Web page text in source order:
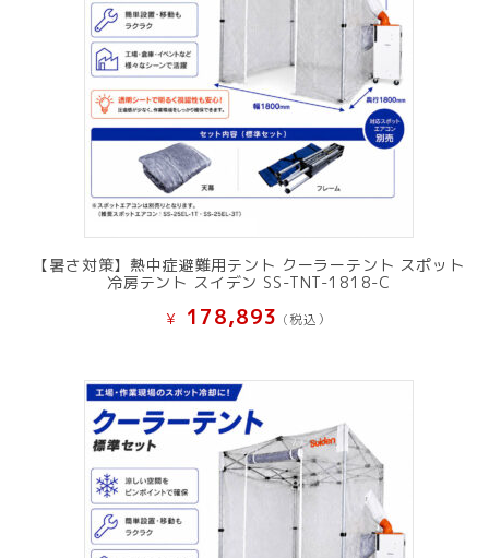
【暑さ対策】熱中症避難用テント クーラーテント スポット
冷房テント スイデン SS-TNT-1818-C
¥ 178,893 (税込）